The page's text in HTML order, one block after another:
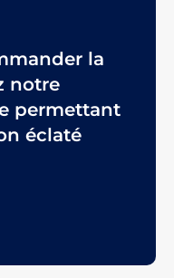
la
notre
permettant
éclaté